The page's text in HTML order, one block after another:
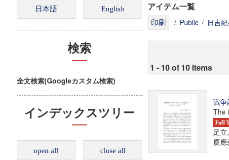
検索
全文検索(Googleカスタム検索)
インデックスツリー
open all close all
アイテム一覧
/ Public / 日吉
1 - 10 of 10 Items
戦争
The
足立
慶